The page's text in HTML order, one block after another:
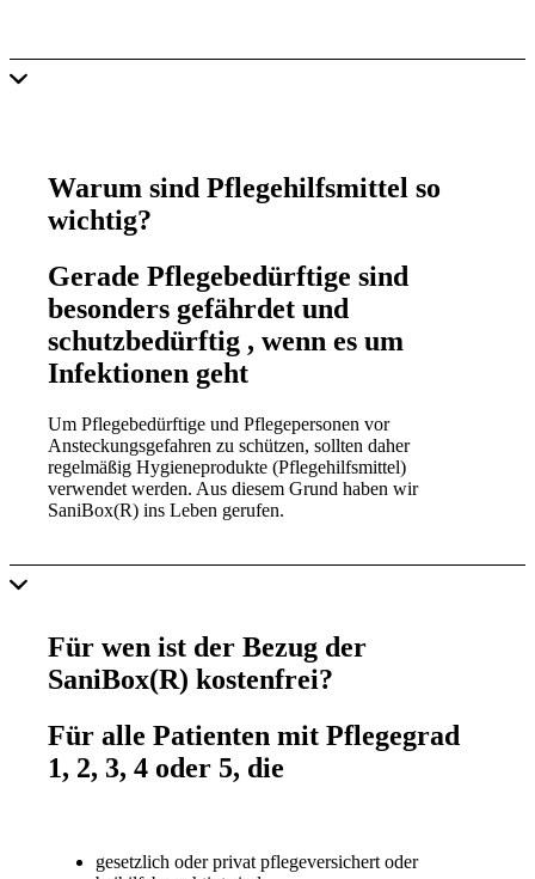
Warum sind Pflegehilfsmittel so
wichtig?
Gerade Pflegebedürftige sind
besonders gefährdet und
schutzbedürftig , wenn es um
Infektionen geht
Um Pflegebedürftige und Pflegepersonen vor
Ansteckungsgefahren zu schützen, sollten daher
regelmäßig Hygieneprodukte (Pflegehilfsmittel)
verwendet werden. Aus diesem Grund haben wir
SaniBox(R) ins Leben gerufen.
Für wen ist der Bezug der
SaniBox(R) kostenfrei?
Für alle Patienten mit Pflegegrad
1, 2, 3, 4 oder 5, die
gesetzlich oder privat pflegeversichert oder